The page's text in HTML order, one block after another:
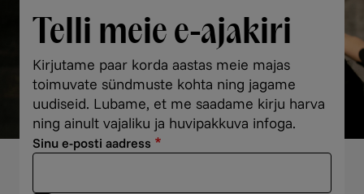
Telli meie e-ajakiri
Kirjutame paar korda aastas meie majas
toimuvate sündmuste kohta ning jagame
uudiseid. Lubame, et me saadame kirju harva
ning ainult vajaliku ja huvipakkuva infoga.
Sinu e-posti aadress